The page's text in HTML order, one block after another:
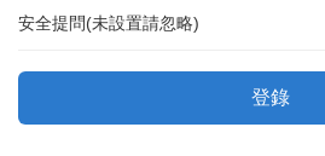
安全提問(未設置請忽略)
登錄